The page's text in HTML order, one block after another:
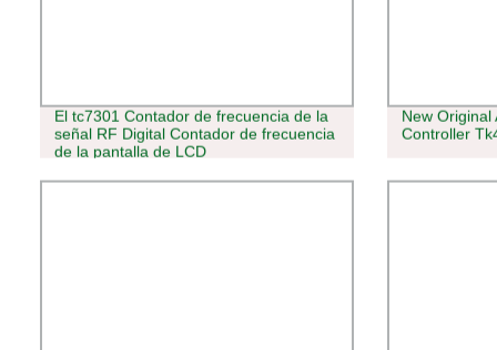
El tc7301 Contador de frecuencia de la
señal RF Digital Contador de frecuencia
de la pantalla de LCD
New Original
Controller